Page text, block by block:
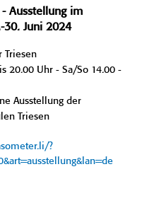
- Ausstellung im
30. Juni 2024
Triesen
20.00 Uhr - Sa/So 14.00 -
Ausstellung der
Triesen
?